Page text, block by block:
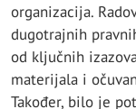
organizacija.
dugotrajnih
od ključnih
materijala i
Također, bilo je